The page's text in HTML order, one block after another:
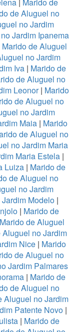
de Aluguel no
no Jardim
Jardim Ipanema
Marido de Aluguel
no Jardim
Iva | Marido de
de Aluguel no
Leonor| Marido
de Aluguel no
no Jardim
Maia| Marido
de Aluguel no
no Jardim Maria
Maria Estela|
Luiza | Marido de
de Aluguel no
no Jardim
Modelo |
| Marido de
Marido de Aluguel
Aluguel no Jardim
Nice | Marido
de Aluguel no
Jardim Palmares
| Marido de
de Aluguel no
Aluguel no Jardim
Patente Novo |
| Marido de